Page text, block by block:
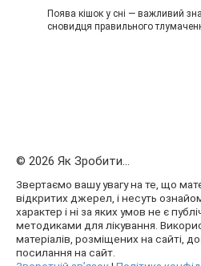
Поява кішок у сні — важливий
сновидця правильного
© 2026 Як Зробити...
Звертаємо вашу увагу на те, що
відкритих джерел, і несуть
характер і ні за яких умов не є
методиками для лікування.
матеріалів, розміщених на сайті,
посилання на сайт.